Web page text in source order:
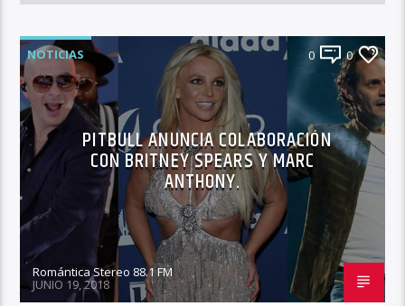
NOTICIAS 0 0
PITBULL ANUNCIA COLABORACIÓN
CON BRITNEY SPEARS Y MARC
ANTHONY.
Romántica Stereo 88.1 FM
JUNIO 19, 2018